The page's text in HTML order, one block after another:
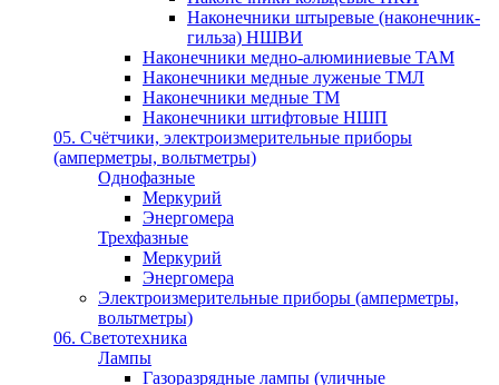
Наконечники штыревые (наконечник-
гильза) НШВИ
Наконечники медно-алюминиевые ТАМ
Наконечники медные луженые ТМЛ
Наконечники медные ТМ
Наконечники штифтовые НШП
05. Счётчики, электроизмерительные приборы
(амперметры, вольтметры)
Однофазные
Меркурий
Энергомера
Трехфазные
Меркурий
Энергомера
Электроизмерительные приборы (амперметры,
вольтметры)
06. Светотехника
Лампы
Газоразрядные лампы (уличные